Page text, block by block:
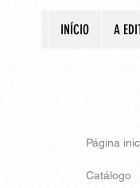
INÍCIO A
Página
Catálogo